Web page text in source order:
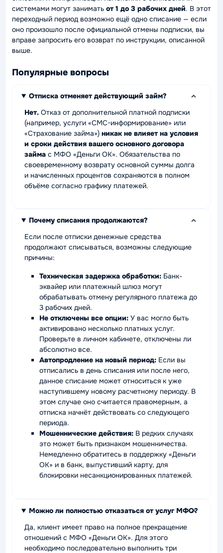
системами могут занимать от 1 до 3 рабочих дней. В этот
переходный период возможно ещё одно списание — если
оно произошло после официальной отмены подписки, вы
вправе запросить его возврат по инструкции, описанной
выше.
Популярные вопросы
Отписка отменяет действующий займ?
Нет. Отказ от дополнительной платной подписки
(например, услуги «СМС-информирование» или
«Страхование займа») никак не влияет на условия
и сроки действия вашего основного договора
займа с МФО «Деньги ОК». Обязательства по
своевременному возврату основной суммы долга
и начисленных процентов сохраняются в полном
объёме согласно графику платежей.
Почему списания продолжаются?
Если после отписки денежные средства
продолжают списываться, возможны следующие
причины:
Техническая задержка обработки: Банк-
эквайер или платежный шлюз могут
обрабатывать отмену регулярного платежа до
3 рабочих дней.
Не отключены все опции: У вас могло быть
активировано несколько платных услуг.
Проверьте в личном кабинете, отключены ли
абсолютно все.
Автопродление на новый период: Если вы
отписались в день списания или после него,
данное списание может относиться к уже
наступившему новому расчетному периоду. В
этом случае оно считается правомерным, а
отписка начнёт действовать со следующего
периода.
Мошеннические действия: В редких случаях
это может быть признаком мошенничества.
Немедленно обратитесь в поддержку «Деньги
ОК» и в банк, выпустивший карту, для
блокировки несанкционированных платежей.
Можно ли полностью отказаться от услуг МФО?
Да, клиент имеет право на полное прекращение
отношений с МФО «Деньги ОК». Для этого
необходимо последовательно выполнить три